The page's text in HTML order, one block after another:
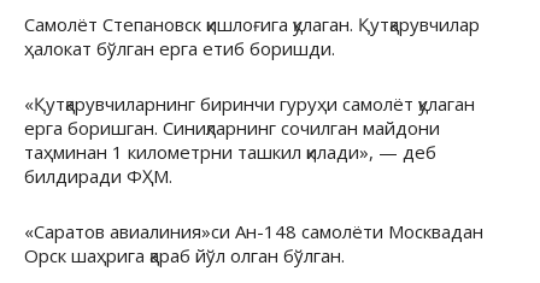
Самолёт Степановск қишлоғига қулаган. Қутқарувчилар
ҳалокат бўлган ерга етиб боришди.
«Қутқарувчиларнинг биринчи гуруҳи самолёт қулаган
ерга боришган. Синиқларнинг сочилган майдони
таҳминан 1 километрни ташкил қилади», — деб
билдиради ФҲМ.
«Саратов авиалиния»си Ан-148 самолёти Москвадан
Орск шаҳрига қараб йўл олган бўлган.